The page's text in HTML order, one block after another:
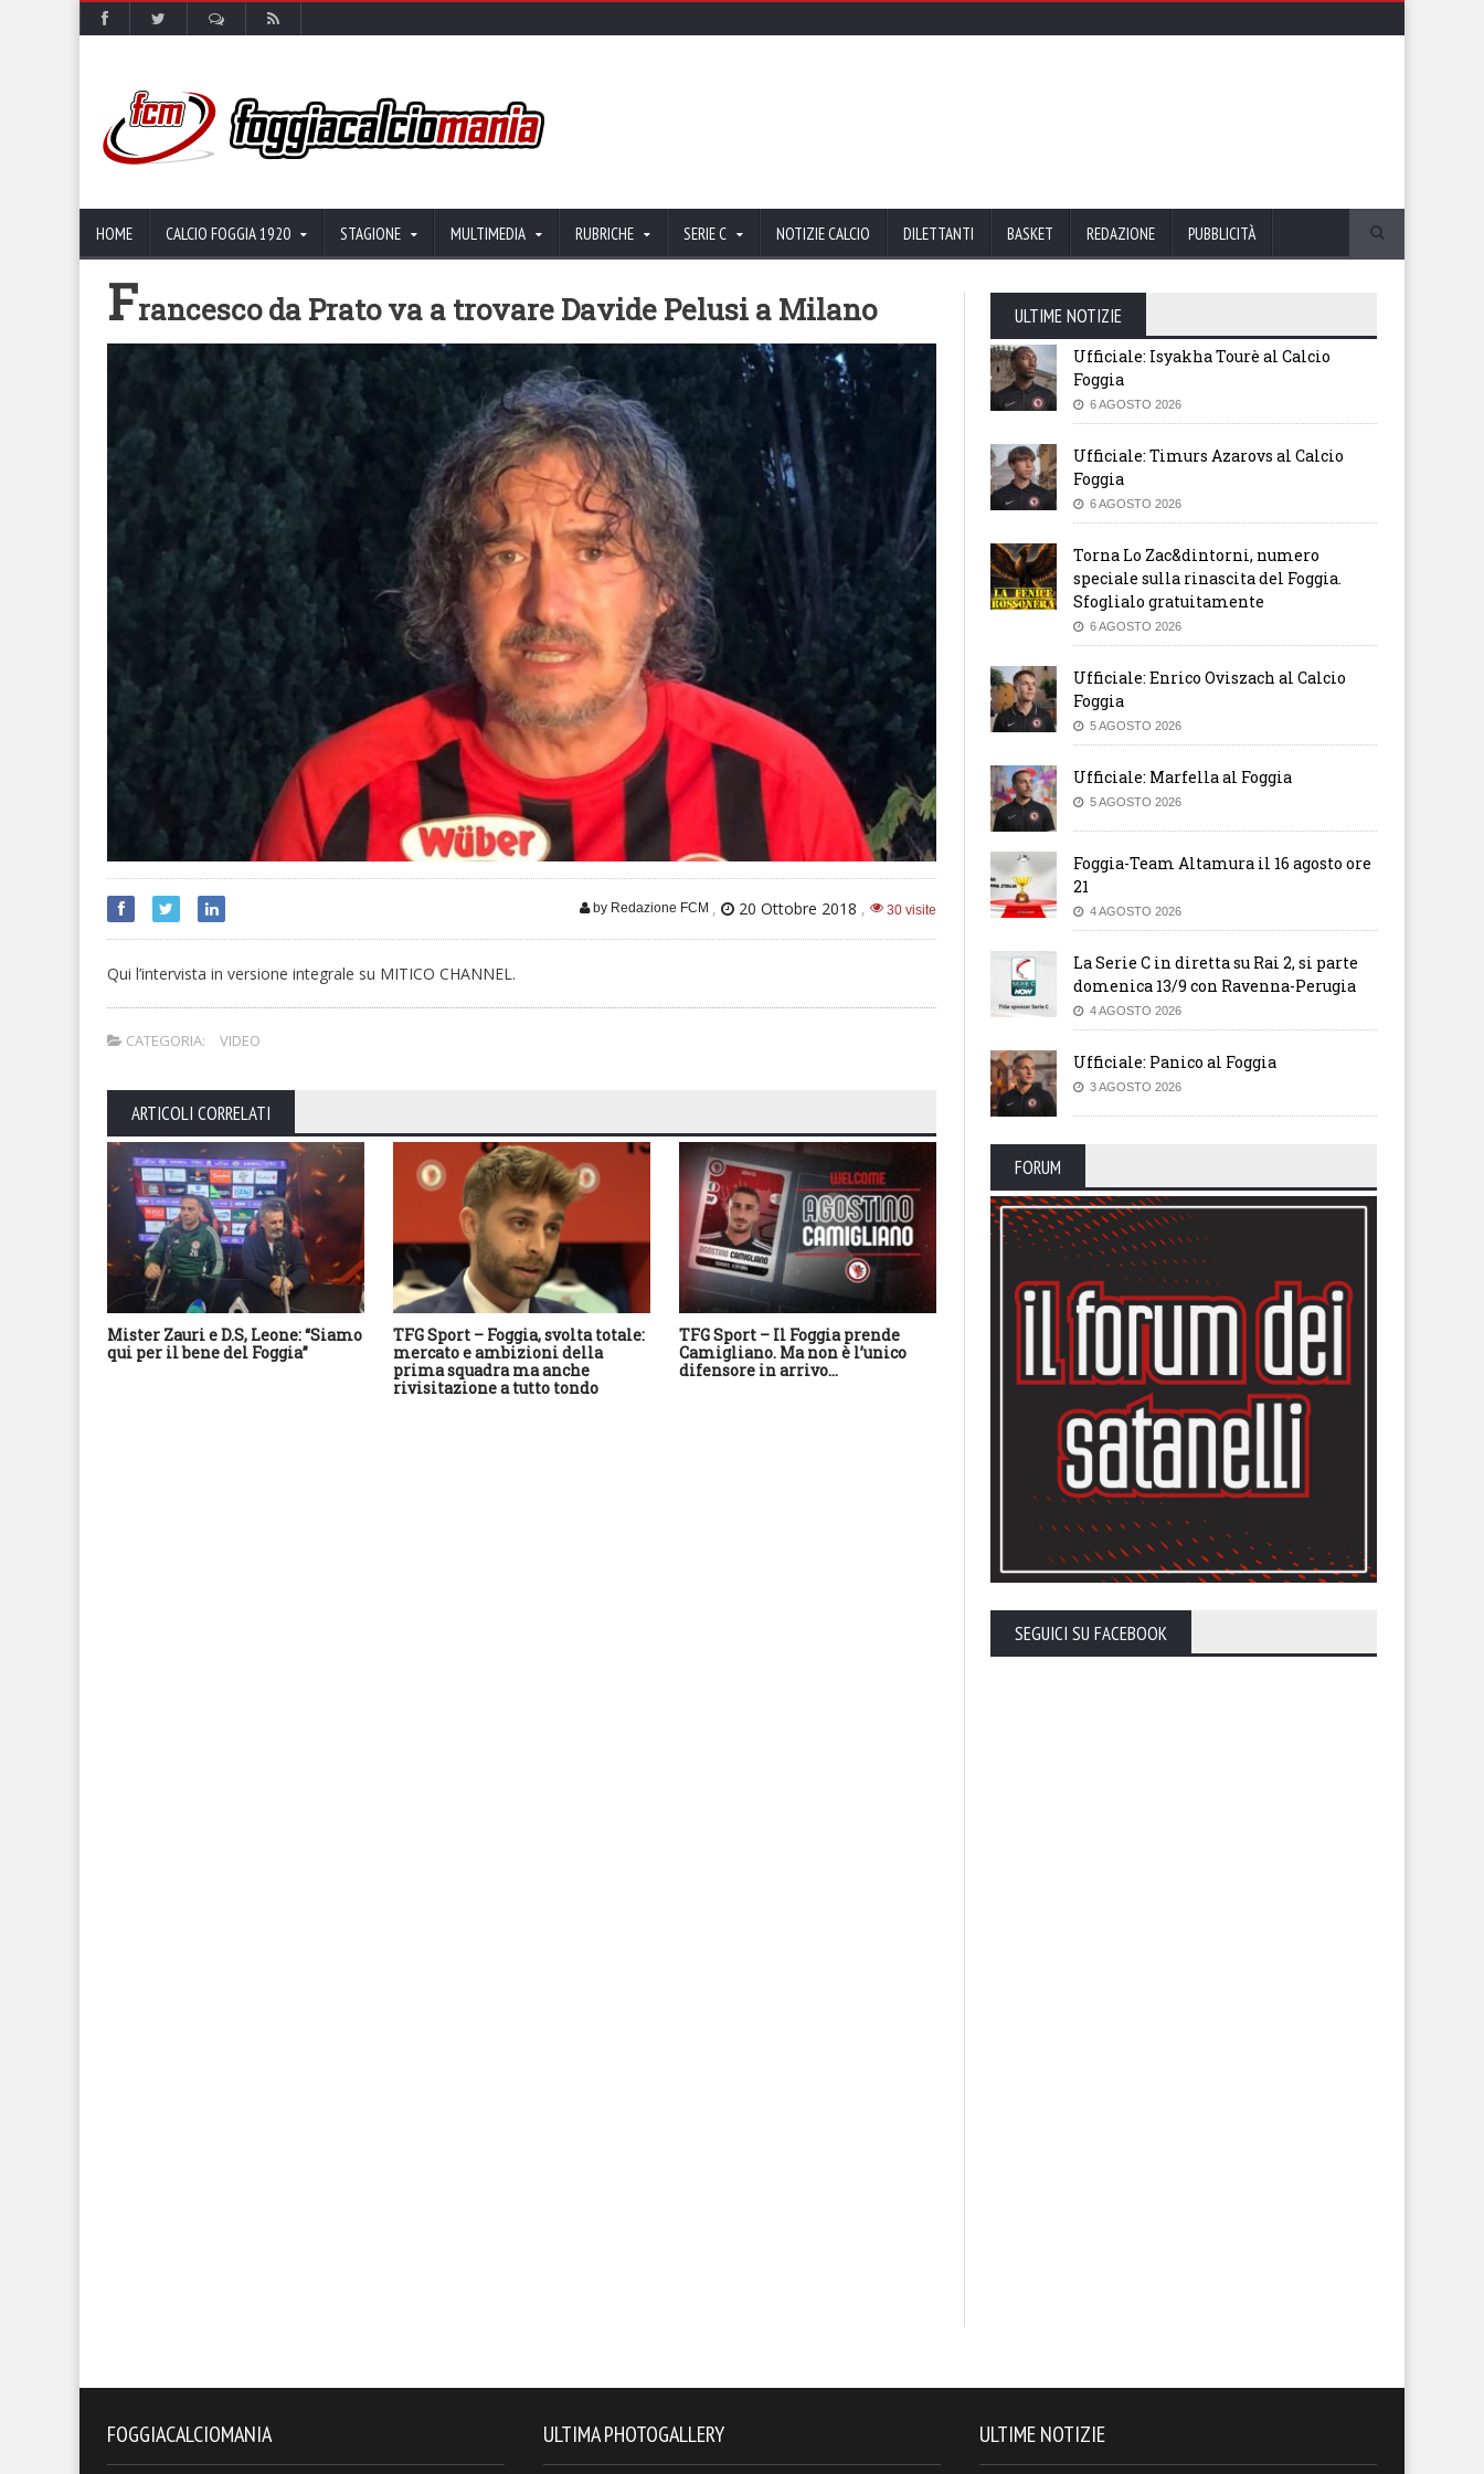
HOME CALCIO FOGGIA 1920 STAGIONE MULTIMEDIA RUBRICHE SERIE C NOTIZIE CALCIO DILETTANTI BASKET REDAZIONE PUBBLICITÀ
Francesco da Prato va a trovare Davide Pelusi a Milano
by Redazione FCM , 20 Ottobre 2018 , 30 visite
Qui l’intervista in versione integrale su MITICO CHANNEL.
CATEGORIA: VIDEO
ARTICOLI CORRELATI
Mister Zauri e D.S, Leone: “Siamo
qui per il bene del Foggia”
TFG Sport – Foggia, svolta totale:
mercato e ambizioni della
prima squadra ma anche
rivisitazione a tutto tondo
TFG Sport – Il Foggia prende
Camigliano. Ma non è l’unico
difensore in arrivo…
il Foggia procederà con le
esigenze
TFG Sport – Foggia avrà il suo
Palasport
ULTIME NOTIZIE
Ufficiale: Isyakha Tourè al Calcio
Foggia
6 AGOSTO 2026
Ufficiale: Timurs Azarovs al Calcio
Foggia
6 AGOSTO 2026
Torna Lo Zac&dintorni, numero
speciale sulla rinascita del Foggia.
Sfoglialo gratuitamente
6 AGOSTO 2026
Ufficiale: Enrico Oviszach al Calcio
Foggia
5 AGOSTO 2026
Ufficiale: Marfella al Foggia
5 AGOSTO 2026
Foggia-Team Altamura il 16 agosto ore
21
4 AGOSTO 2026
La Serie C in diretta su Rai 2, si parte
domenica 13/9 con Ravenna-Perugia
4 AGOSTO 2026
Ufficiale: Panico al Foggia
3 AGOSTO 2026
FORUM
SEGUICI SU FACEBOOK
FOGGIACALCIOMANIA ULTIMA PHOTOGALLERY ULTIME NOTIZIE